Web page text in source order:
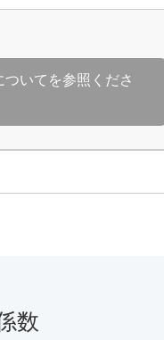
ついてを参照くださ
数